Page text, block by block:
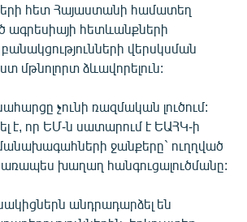
կայքերը
հետ Հայաստանի համատեղ
ագրեսիայի հետևանքների
վերսկսման
մթնոլորտ ձևավորելուն:
չունի ռազմական լուծում:
է, որ ԵՄ-ն սատարում է ԵԱՀԿ-ի
ջանքերը` ուղղված
խաղաղ հանգուցալուծմանը:
անդրադարձել են